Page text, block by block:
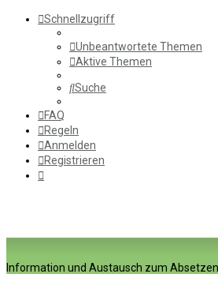
Schnellzugriff
Unbeantwortete Themen
Aktive Themen
Suche
FAQ
Regeln
Anmelden
Registrieren
Information und Austausch zum